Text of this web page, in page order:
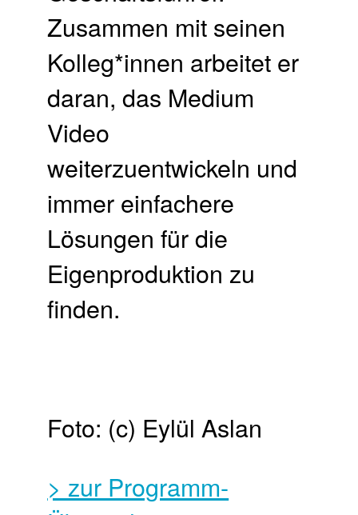
Zusammen mit seinen
Kolleg*innen arbeitet er
daran, das Medium
Video
weiterzuentwickeln und
immer einfachere
Lösungen für die
Eigenproduktion zu
finden.
Foto: (c) Eylül Aslan
> zur Programm-